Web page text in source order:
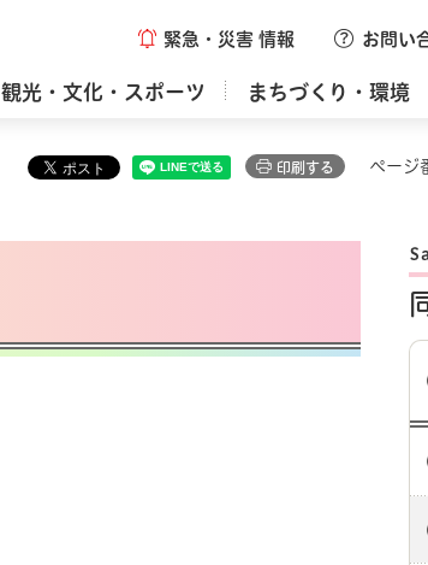
緊急・災害 情報 お問い
観光・文化・スポーツ まちづくり・環境
印刷する ページ